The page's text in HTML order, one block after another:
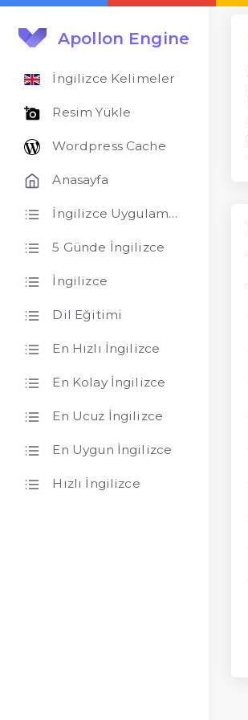
Apollon Engine
İngilizce Kelimeler
Resim Yükle
Wordpress Cache
Anasayfa
İngilizce Uygulamaları
5 Günde İngilizce
İngilizce
Dil Eğitimi
En Hızlı İngilizce
En Kolay İngilizce
En Ucuz İngilizce
En Uygun İngilizce
Hızlı İngilizce